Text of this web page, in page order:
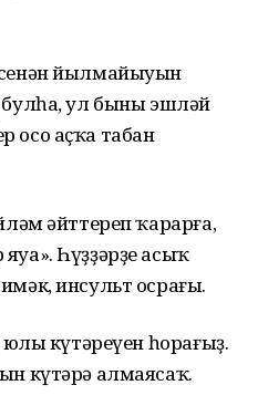
йылмайыуын
булһа, ул быны эшләй
осо аҫҡа табан
әйттереп ҡарарға,
Һүҙҙәрҙе асыҡ
инсульт осрағы.
юлы күтәреүен һорағыҙ.
күтәрә алмаясаҡ.